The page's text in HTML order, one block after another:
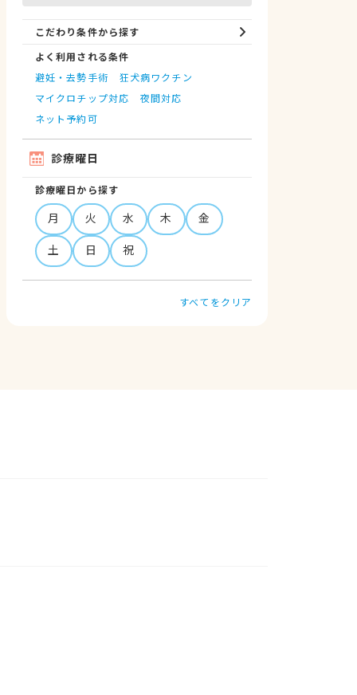
こだわり条件から探す
よく利用される条件
避妊・去勢手術
狂犬病ワクチン
マイクロチップ対応
夜間対応
ネット予約可
診療曜日
診療曜日から探す
月 火 水 木
金
土
日 祝
すべてをクリア